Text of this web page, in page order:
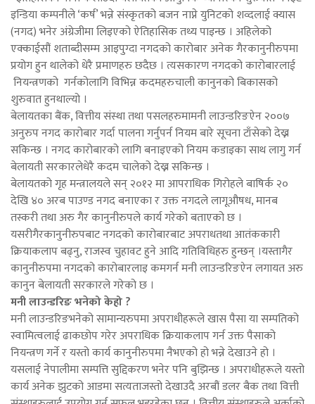
इन्डिया कम्पनीले ‘कर्ष’ भन्ने संस्कृतको बजन नाप्ने युनिटको शव्दलाई क्यास
(नगद) भनेर अंग्रेजीमा लिइएको ऐतिहासिक तथ्य पाइन्छ । अहिलेको
एक्काईसौं शताब्दीसम्म आइपुग्दा नगदको कारोबार अनेक गैरकानुनीरुपमा
प्रयोग हुन थालेको धेरै प्रमाणहरु छदैछ । त्यसकारण नगदको कारोबारलाई
नियन्त्रणको गर्नकोलागि विभिन्न कदमहरुचाली कानुनको बिकासको
शुरुवात हुनथाल्यो ।
बेलायतका बैंक, वित्तीय संस्था तथा पसलहरुमामनी लाउन्डरिङऐन २००७
अनुरुप नगद कारोबार गर्दा पालना गर्नुपर्न नियम बारे सूचना टाँसेको देख्न
सकिन्छ । नगद कारोबारको लागि बनाइएको नियम कडाइका साथ लागु गर्न
बेलायती सरकारलेधेरै कदम चालेको देख्न सकिन्छ ।
बेलायतको गृह मन्त्रालयले सन् २०१२ मा आपराधिक गिरोहले बाषिर्क २०
देखि ४० अरब पाउण्ड नगद बनाएका र उक्त नगदले लागूऔषध, मानब
तस्करी तथा अरु गैर कानुनीरुपले कार्य गरेको बताएको छ ।
यसरीगैरकानुनीरुपबाट नगदको कारोबारबाट अपराधतथा आतंककारी
क्रियाकलाप बढ्नु, राजस्व चुहावट हुने आदि गतिविधिहरु हुन्छन् ।यस्तागैर
कानुनीरुपमा नगदको कारोबारलाइ कमगर्न मनी लाउन्डरिङऐन लगायत अरु
कानुन बेलायती सरकारले गरेको छ ।
मनी लाउन्डरिङ भनेको केहो ?
मनी लाउन्डरिङभनेको सामान्यरुपमा अपराधीहरूले खास पैसा या सम्पतिको
स्वामित्वलाई ढाकछोप गरेर अपराधिक क्रियाकलाप गर्न उक्त पैसाको
नियन्त्रण गर्ने र यस्तो कार्य कानुनीरुपमा नैभएको हो भन्ने देखाउने हो ।
यसलाई नेपालीमा सम्पत्ति सुद्दिकरण भनेर पनि बुझिन्छ । अपराधीहरूले यस्तो
कार्य अनेक झुटको आडमा सत्यताजस्तो देखाउदै अरबौं डलर बैक तथा वित्ती